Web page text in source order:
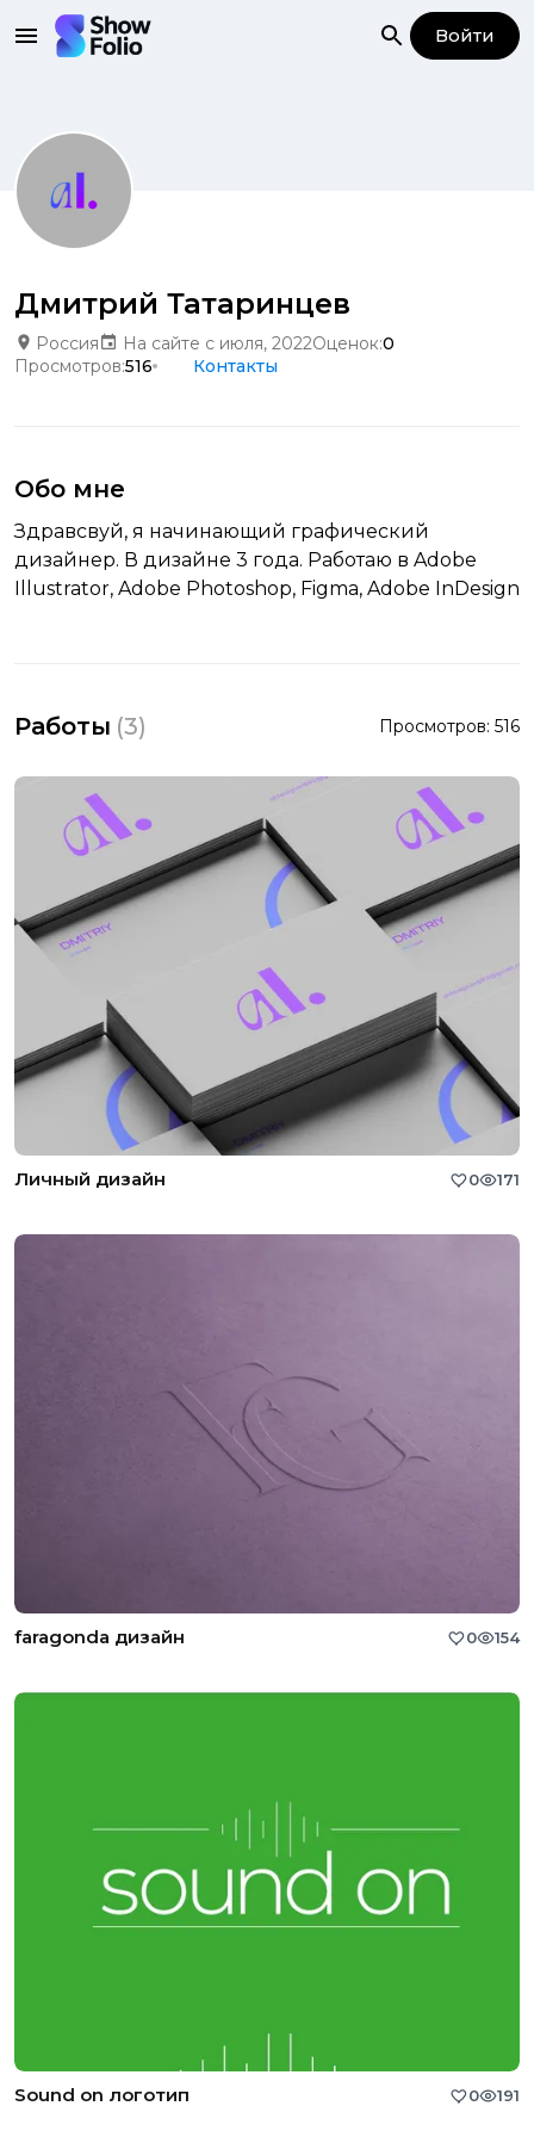
Войти
Дмитрий Татаринцев
Россия На сайте с июля, 2022Оценок:0
Просмотров:516 Контакты
Обо мне
Здравсвуй, я начинающий графический
дизайнер. В дизайне 3 года. Работаю в Adobe
Illustrator, Adobe Photoshop, Figma, Adobe InDesign
Работы (3) Просмотров: 516
Личный дизайн 0 171
faragonda дизайн 0 154
Sound on логотип 0 191